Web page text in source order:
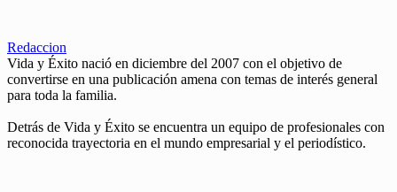
Redaccion
Vida y Éxito nació en diciembre del 2007 con el objetivo de
convertirse en una publicación amena con temas de interés general
para toda la familia.
Detrás de Vida y Éxito se encuentra un equipo de profesionales con
reconocida trayectoria en el mundo empresarial y el periodístico.